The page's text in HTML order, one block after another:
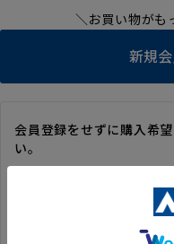
＼お買い物がも
新規会
会員登録をせずに購入希
い。
毎回のご注文時に入力い
※洋服の青山オンライン
また、ゲスト購入後の会